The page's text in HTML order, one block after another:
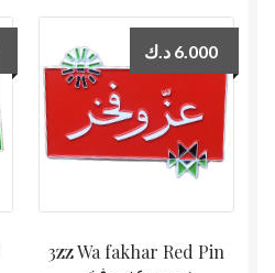
3zz Wa fakhar Red Pin
6.000 د.ك